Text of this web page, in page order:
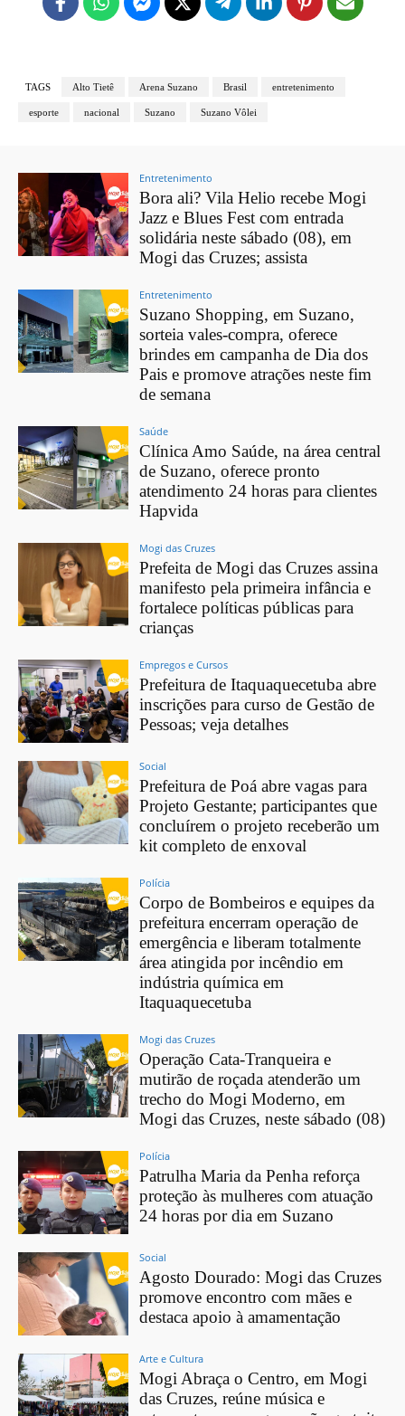
TAGS Alto Tietê Arena Suzano Brasil entretenimento
esporte nacional Suzano Suzano Vôlei
Entretenimento
Bora ali? Vila Helio recebe Mogi
Jazz e Blues Fest com entrada
solidária neste sábado (08), em
Mogi das Cruzes; assista
Entretenimento
Suzano Shopping, em Suzano,
sorteia vales-compra, oferece
brindes em campanha de Dia dos
Pais e promove atrações neste fim
de semana
Saúde
Clínica Amo Saúde, na área central
de Suzano, oferece pronto
atendimento 24 horas para clientes
Hapvida
Mogi das Cruzes
Prefeita de Mogi das Cruzes assina
manifesto pela primeira infância e
fortalece políticas públicas para
crianças
Empregos e Cursos
Prefeitura de Itaquaquecetuba abre
inscrições para curso de Gestão de
Pessoas; veja detalhes
Social
Prefeitura de Poá abre vagas para
Projeto Gestante; participantes que
concluírem o projeto receberão um
kit completo de enxoval
Polícia
Corpo de Bombeiros e equipes da
prefeitura encerram operação de
emergência e liberam totalmente
área atingida por incêndio em
indústria química em
Itaquaquecetuba
Mogi das Cruzes
Operação Cata-Tranqueira e
mutirão de roçada atenderão um
trecho do Mogi Moderno, em
Mogi das Cruzes, neste sábado (08)
Polícia
Patrulha Maria da Penha reforça
proteção às mulheres com atuação
24 horas por dia em Suzano
Social
Agosto Dourado: Mogi das Cruzes
promove encontro com mães e
destaca apoio à amamentação
Arte e Cultura
Mogi Abraça o Centro, em Mogi
das Cruzes, reúne música e